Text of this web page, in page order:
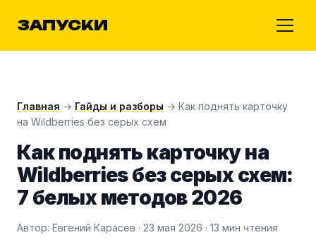
ЗАПУСКИ
Главная → Гайды и разборы → Как поднять карточку
на Wildberries без серых схем
Как поднять карточку на
Wildberries без серых схем:
7 белых методов 2026
Автор: Евгений Карасев · 23 мая 2026 · 13 мин чтения